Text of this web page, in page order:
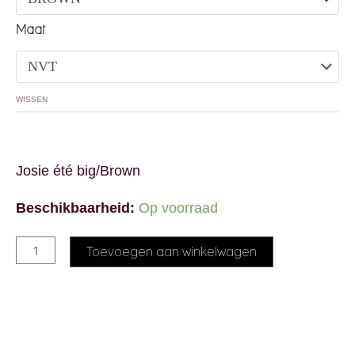
Maat
WISSEN
Josie été big/Brown
Beschikbaarheid: Op voorraad
Toevoegen aan winkelwagen